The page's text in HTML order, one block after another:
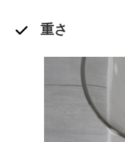
重さ